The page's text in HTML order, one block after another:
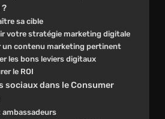
sa cible
votre stratégie marketing digitale
un contenu marketing pertinent
les bons leviers digitaux
le ROI
sociaux dans le Consumer